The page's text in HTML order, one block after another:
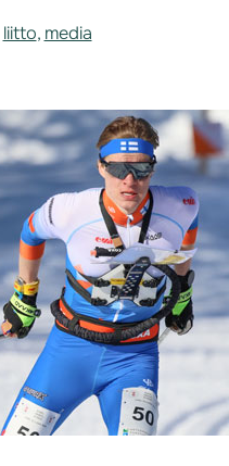
liitto, media